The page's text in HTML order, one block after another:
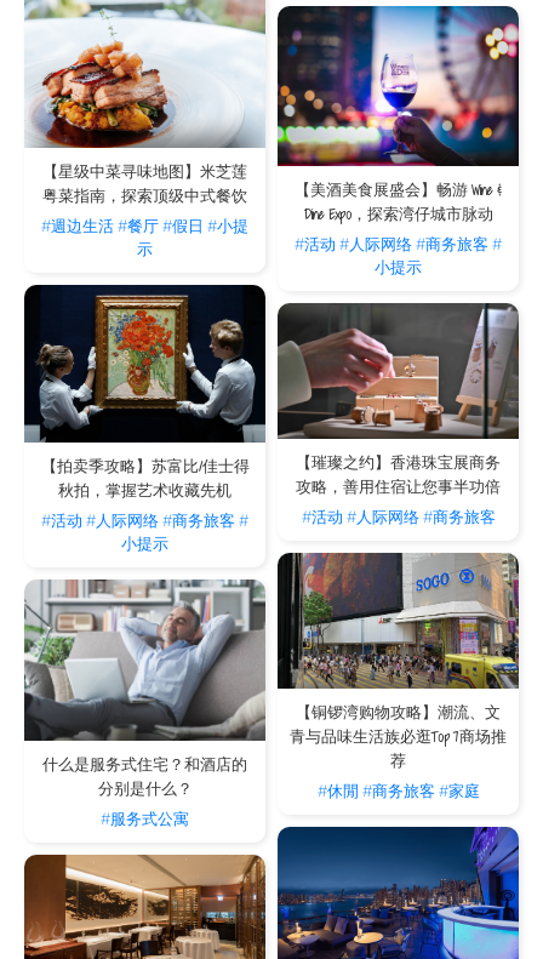
【星级中菜寻味地图】米芝莲
粤菜指南，探索顶级中式餐饮
#週边生活#餐厅#假日 #小提
示
【美酒美食展盛会】畅游 Wine &
Dine Expo，探索湾仔城市脉动
#活动 #人际网络#商务旅客 #
小提示
【拍卖季攻略】苏富比/佳士得
秋拍，掌握艺术收藏先机
#活动 #人际网络#商务旅客 #
小提示
【璀璨之约】香港珠宝展商务
攻略，善用住宿让您事半功倍
#活动 #人际网络 #商务旅客
【铜锣湾购物攻略】潮流、文
青与品味生活族必逛Top 7商场推
荐
#休閒 #商务旅客 #家庭
什么是服务式住宅？和酒店的
分别是什么？
#服务式公寓